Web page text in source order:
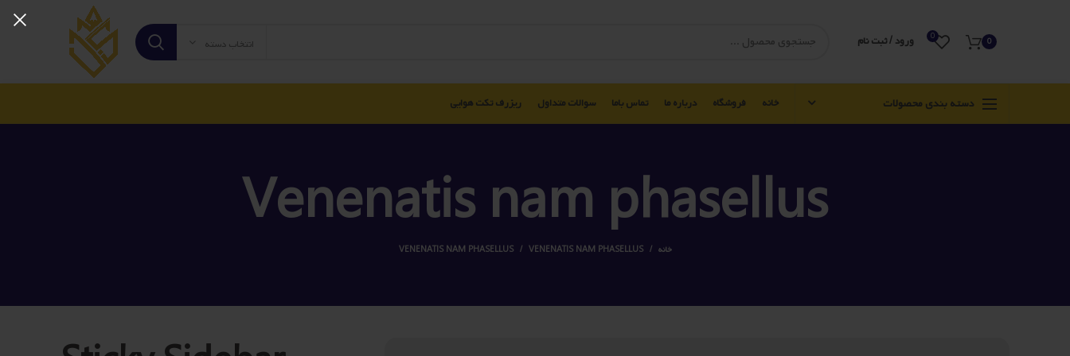
انتخاب دسته ورود / ثبت نام 0 0
دسته بندی محصولات خانه فروشگاه درباره ما تماس باما سوالات متداول ریزرف تکت هوایی
Venenatis nam phasellus
خانه VENENATIS NAM PHASELLUS
VENENATIS NAM PHASELLUS